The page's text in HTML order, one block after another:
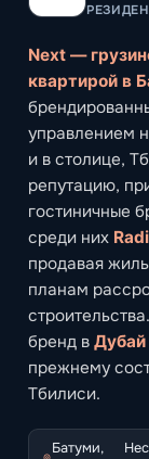
Next —
квартирой в
управлением
и в столице,
репутацию,
гостиничные
среди них
продавая
планам
бренд в Дубай
прежнему
Тбилиси.
Батуми,